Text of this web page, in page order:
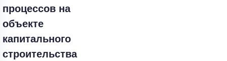
процессов на
объекте
капитального
строительства